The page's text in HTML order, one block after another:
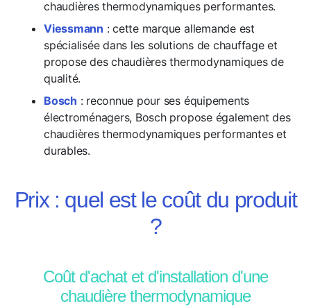
chaudières thermodynamiques performantes.
Viessmann : cette marque allemande est
spécialisée dans les solutions de chauffage et
propose des chaudières thermodynamiques de
qualité.
Bosch : reconnue pour ses équipements
électroménagers, Bosch propose également des
chaudières thermodynamiques performantes et
durables.
Prix : quel est le coût du produit
?
Coût d'achat et d'installation d'une
chaudière thermodynamique